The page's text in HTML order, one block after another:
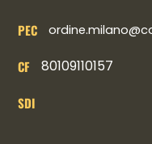
PEC
CF 80109110157
SDI